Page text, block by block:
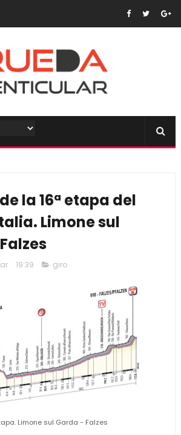
la 16ª etapa del
Limone sul
19:39 giro
Limone sul Garda - Falzes